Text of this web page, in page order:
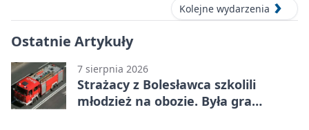
Kolejne wydarzenia
Ostatnie Artykuły
7 sierpnia 2026
Strażacy z Bolesławca szkolili
młodzież na obozie. Była gra